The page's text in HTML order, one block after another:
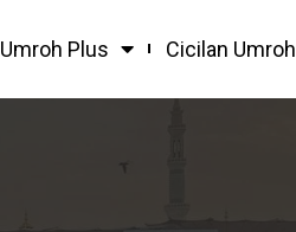
Umroh Plus Cicilan Umroh